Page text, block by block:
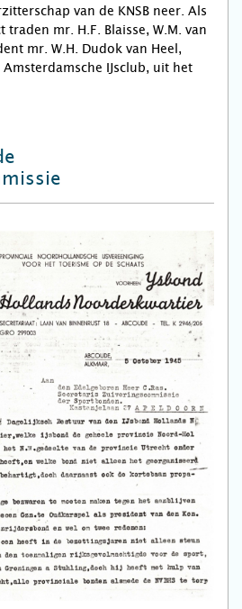
van de KNSB neer. Als
mr. H.F. Blaisse, W.M. van
mr. W.H. Dudok van Heel,
IJsclub, uit het